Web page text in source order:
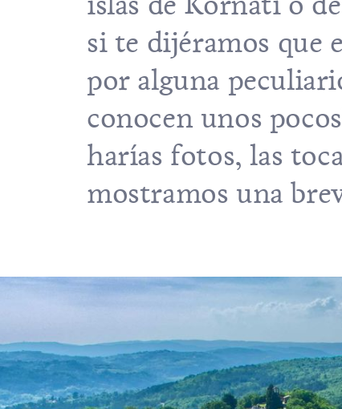
si te dijéramos que
por alguna
conocen unos
harías fotos, las
mostramos una